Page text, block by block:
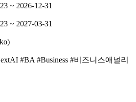
~ 2026-12-31
~ 2027-03-31
#BA #Business #비즈니스애널리